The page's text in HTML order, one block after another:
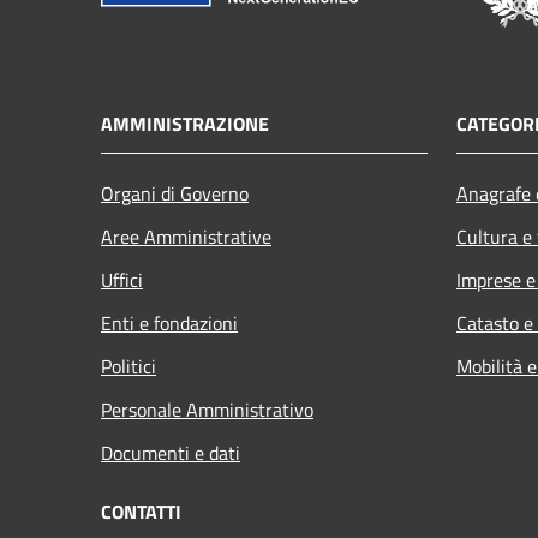
AMMINISTRAZIONE
Organi di Governo
Aree Amministrative
Uffici
Enti e fondazioni
Politici
Personale Amministrativo
Documenti e dati
Cultura
Imprese
Catasto
Mobilità
CONTATTI